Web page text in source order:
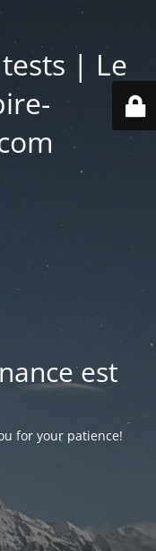
| Le
est
for your patience!